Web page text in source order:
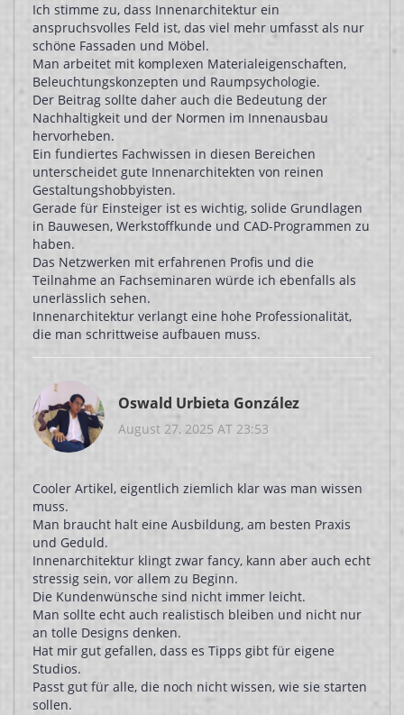
Ich stimme zu, dass Innenarchitektur ein
anspruchsvolles Feld ist, das viel mehr umfasst als nur
schöne Fassaden und Möbel.
Man arbeitet mit komplexen Materialeigenschaften,
Beleuchtungskonzepten und Raumpsychologie.
Der Beitrag sollte daher auch die Bedeutung der
Nachhaltigkeit und der Normen im Innenausbau
hervorheben.
Ein fundiertes Fachwissen in diesen Bereichen
unterscheidet gute Innenarchitekten von reinen
Gestaltungshobbyisten.
Gerade für Einsteiger ist es wichtig, solide Grundlagen
in Bauwesen, Werkstoffkunde und CAD-Programmen zu
haben.
Das Netzwerken mit erfahrenen Profis und die
Teilnahme an Fachseminaren würde ich ebenfalls als
unerlässlich sehen.
Innenarchitektur verlangt eine hohe Professionalität,
die man schrittweise aufbauen muss.
Oswald Urbieta González
August 27, 2025 AT 23:53
Cooler Artikel, eigentlich ziemlich klar was man wissen
muss.
Man braucht halt eine Ausbildung, am besten Praxis
und Geduld.
Innenarchitektur klingt zwar fancy, kann aber auch echt
stressig sein, vor allem zu Beginn.
Die Kundenwünsche sind nicht immer leicht.
Man sollte echt auch realistisch bleiben und nicht nur
an tolle Designs denken.
Hat mir gut gefallen, dass es Tipps gibt für eigene
Studios.
Passt gut für alle, die noch nicht wissen, wie sie starten
sollen.